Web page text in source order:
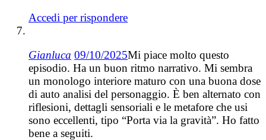
Accedi per rispondere
Gianluca 09/10/2025Mi piace molto questo
episodio. Ha un buon ritmo narrativo. Mi sembra
un monologo interiore maturo con una buona dose
di auto analisi del personaggio. È ben alternato con
riflesioni, dettagli sensoriali e le metafore che usi
sono eccellenti, tipo “Porta via la gravità”. Ho fatto
bene a seguiti.